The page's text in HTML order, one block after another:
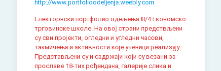
http://www.portfolioodeljenja.weebly.com
Електорнски портфолио одељења III/4 Економско
трговинске школе. На овој страни предствљени
су сви пројекти, огледни и угледни часови,
такмичења и активности које ученици реализују.
Представљени су и садржаји који су везани за
прославе 18-тих рођендана, галерије слика и